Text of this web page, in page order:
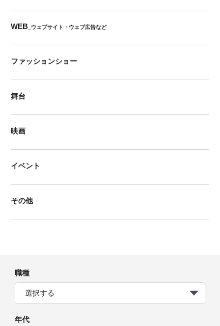
WEB _ウェブサイト・ウェブ広告など
ファッションショー
舞台
映画
イベント
その他
職種
選択する
年代